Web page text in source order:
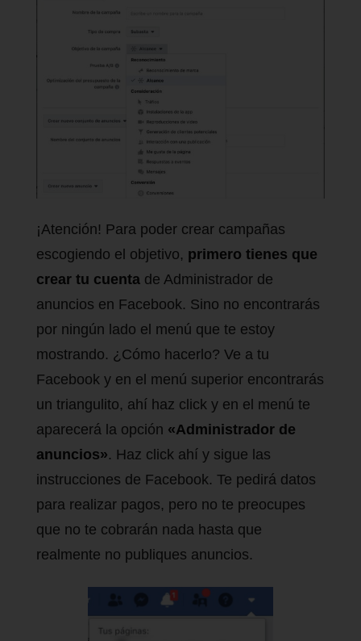
¡Atención! Para poder crear campañas
escogiendo el objetivo, primero tienes que
crear tu cuenta de Administrador de
anuncios en Facebook. Sino no encontrarás
por ningún lado el menú que te estoy
mostrando. ¿Cómo hacerlo? Ve a tu
Facebook y en el menú superior encontrarás
un triangulito, ahí haz click y en el menú te
aparecerá la opción «Administrador de
anuncios». Haz click ahí y sigue las
instrucciones de Facebook. Te pedirá datos
para realizar pagos, pero no te preocupes
que no te cobrarán nada hasta que
realmente no publiques anuncios.